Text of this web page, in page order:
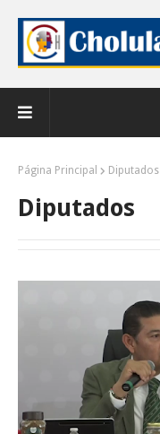
Página Principal Diputados
Diputados